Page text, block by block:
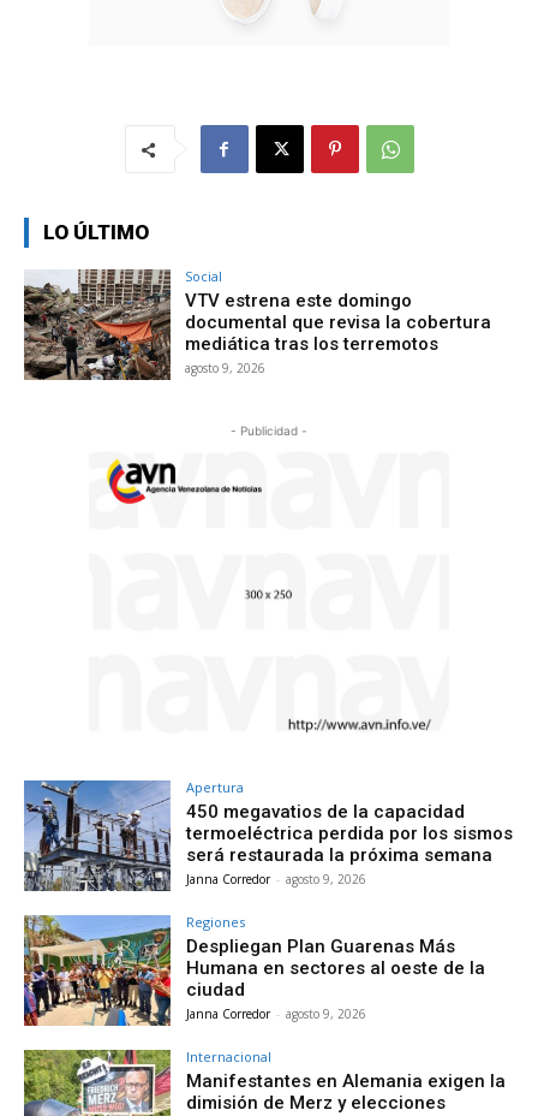
LO ÚLTIMO
Social
VTV estrena este domingo
documental que revisa la cobertura
mediática tras los terremotos
agosto 9, 2026
- Publicidad -
Apertura
450 megavatios de la capacidad
termoeléctrica perdida por los sismos
será restaurada la próxima semana
Janna Corredor - agosto 9, 2026
Regiones
Despliegan Plan Guarenas Más
Humana en sectores al oeste de la
ciudad
Janna Corredor - agosto 9, 2026
Internacional
Manifestantes en Alemania exigen la
dimisión de Merz y elecciones